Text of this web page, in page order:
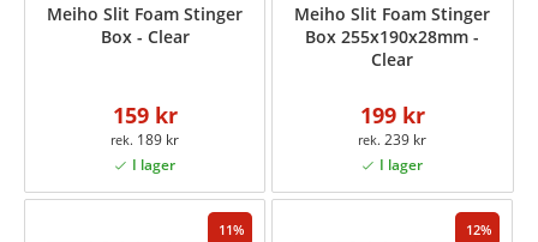
Meiho Slit Foam Stinger
Box - Clear
159 kr
189 kr
Meiho Slit Foam Stinger
Box 255x190x28mm -
Clear
199 kr
239 kr
11 12